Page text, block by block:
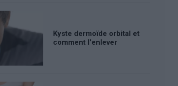
Kyste dermoïde orbital et
comment l'enlever